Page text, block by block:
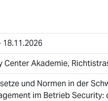
18.11.2026
Center Akademie,
und Normen in der
im Betrieb